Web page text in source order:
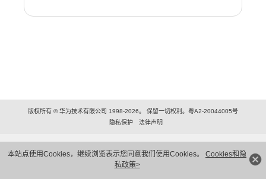
本站点使用Cookies，继续浏览表示您同意我们使用Cookies。 Cookies和隐
私政策>
版权所有 © 华为技术有限公司 1998-2026。 保留一切权利。粤A2-20044005号
隐私保护
法律声明